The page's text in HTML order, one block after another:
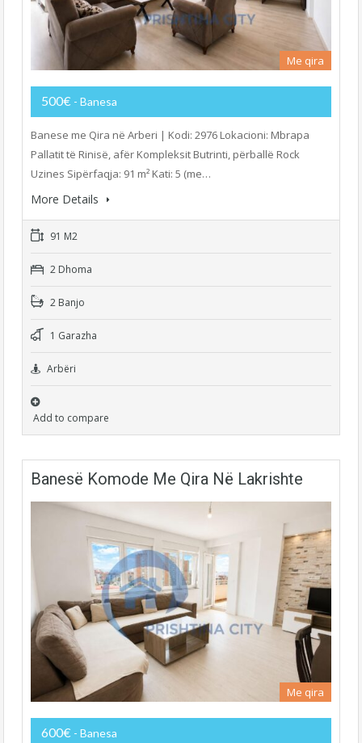
Me qira
500€ - Banesa
Banese me Qira në Arberi | Kodi: 2976 Lokacioni: Mbrapa
Pallatit të Rinisë, afër Kompleksit Butrinti, përballë Rock
Uzines Sipërfaqja: 91 m² Kati: 5 (me…
More Details
91 M2
2 Dhoma
2 Banjo
1 Garazha
Arbëri
Add to compare
Banesë Komode Me Qira Në Lakrishte
Me qira
600€ - Banesa